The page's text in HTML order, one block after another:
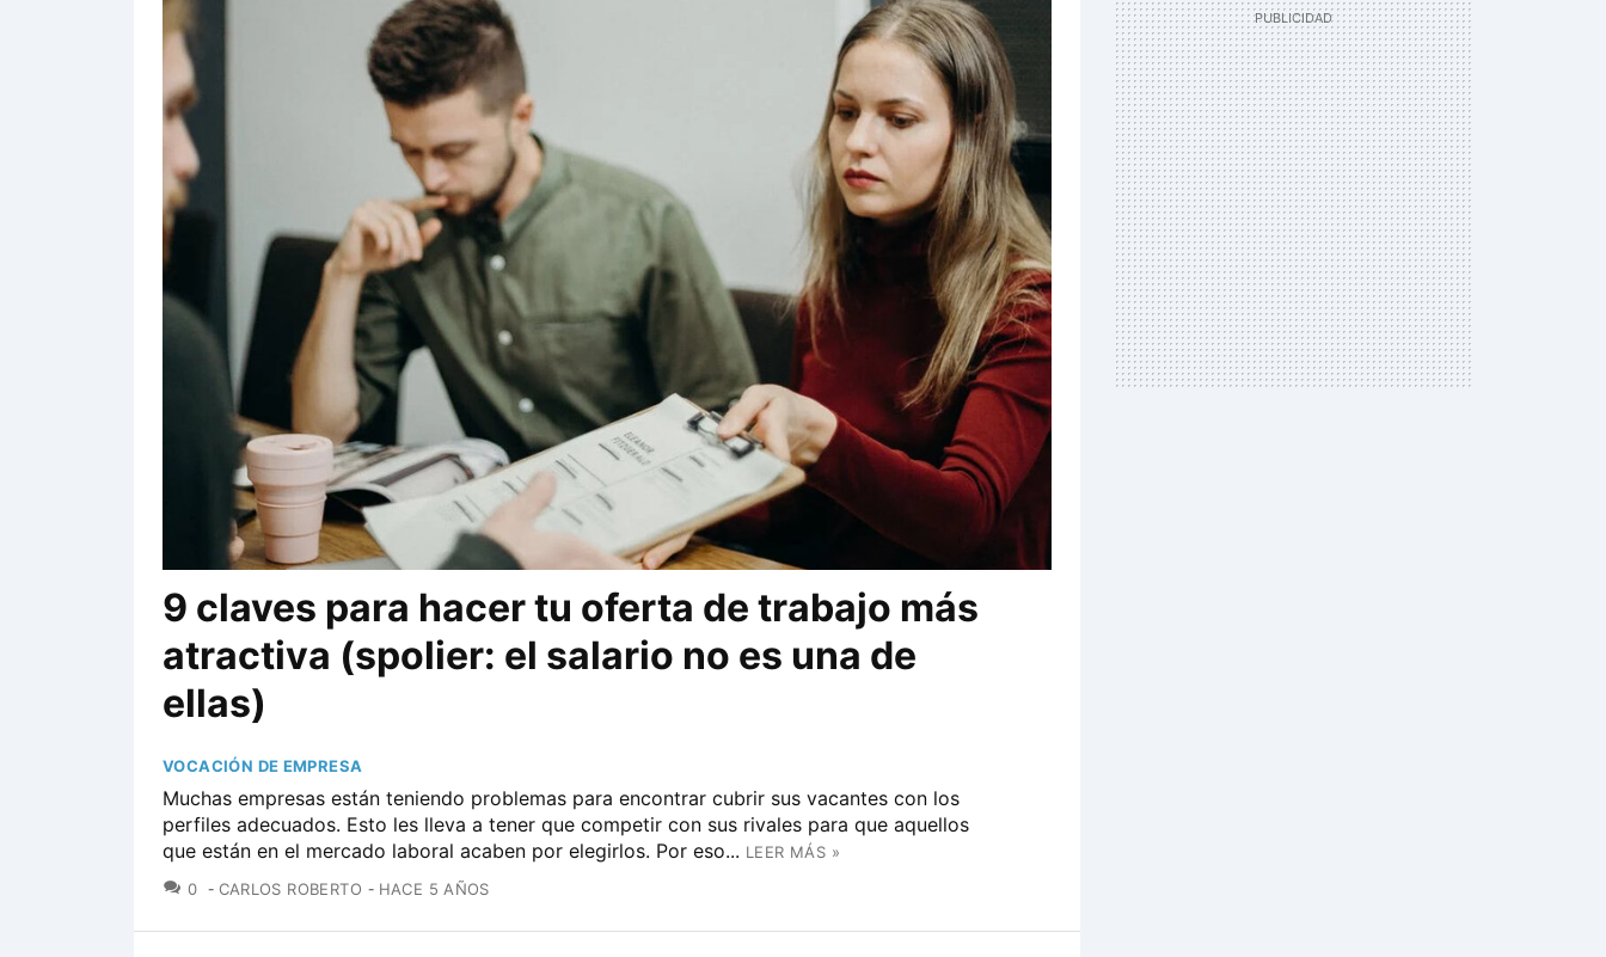
9 claves para hacer tu oferta de trabajo más
atractiva (spolier: el salario no es una de
ellas)
VOCACIÓN DE EMPRESA
Muchas empresas están teniendo problemas para encontrar cubrir sus vacantes con los
perfiles adecuados. Esto les lleva a tener que competir con sus rivales para que aquellos
que están en el mercado laboral acaben por elegirlos. Por eso... LEER MÁS »
0 COMENTARIOS
CARLOS ROBERTO HACE 5 AÑOS